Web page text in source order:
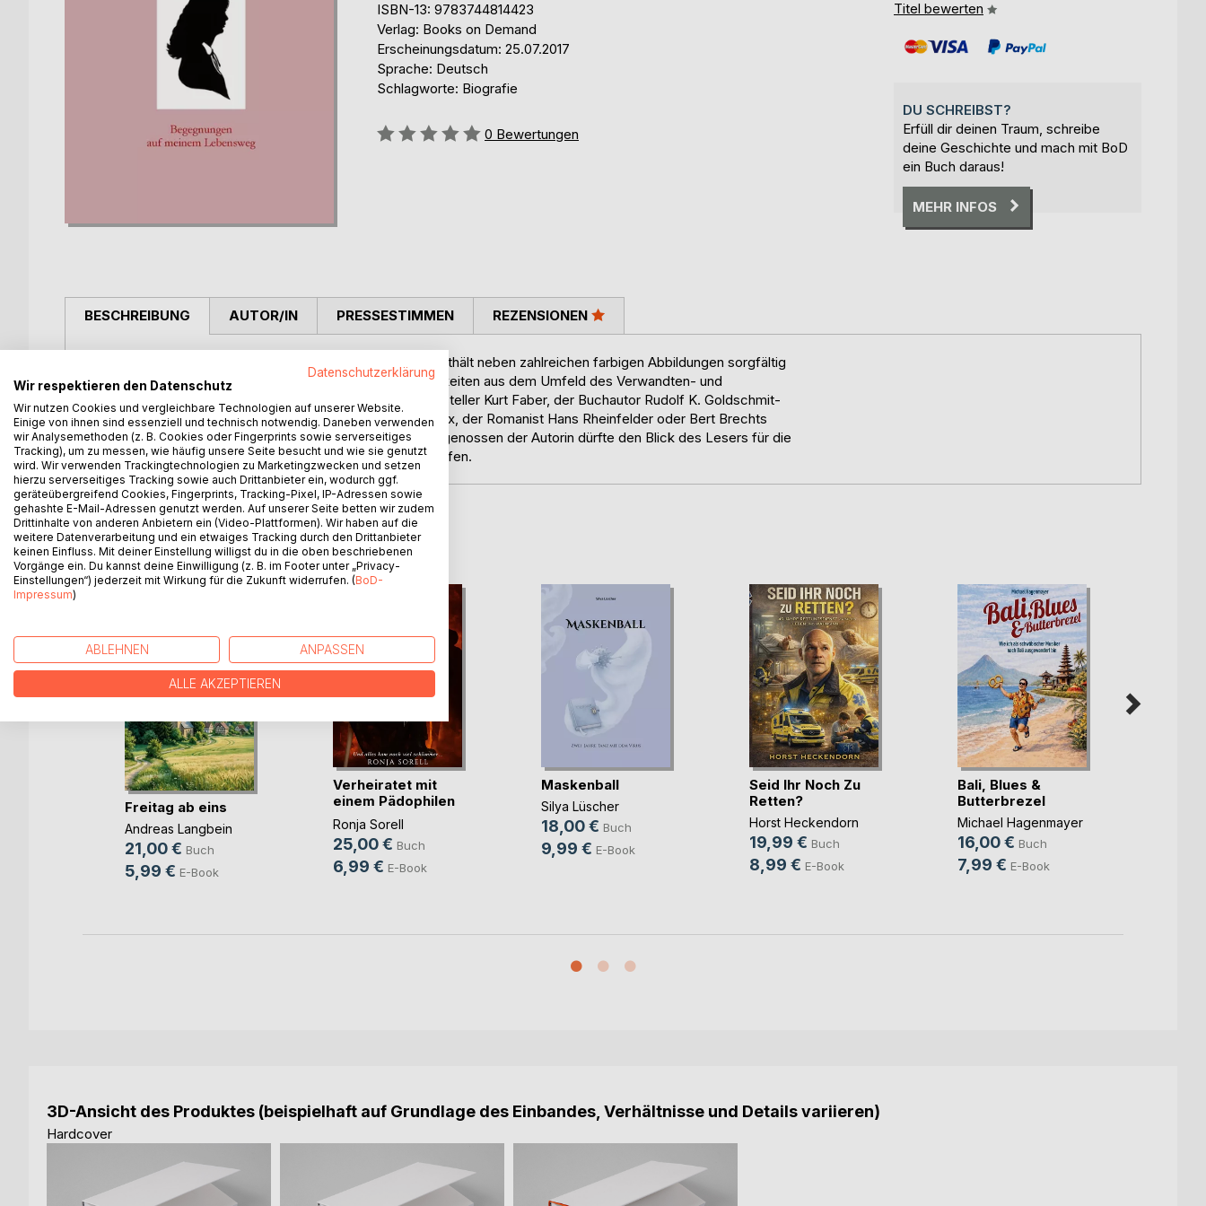
ISBN-13: 9783744814423
Verlag: Books on Demand
Erscheinungsdatum: 25.07.2017
Sprache: Deutsch
Schlagworte: Biografie
Bewertung::
0 Bewertungen
Titel bewerten
DU SCHREIBST?
Erfüll dir deinen Traum, schreibe
deine Geschichte und mach mit BoD
ein Buch daraus!
MEHR INFOS
BESCHREIBUNG
Die autobiographisch angelegte Publikation der Autorin enthält neben zahlreichen farbigen Abbildungen sorgfältig
recherchierte Einzelbeiträge zu renommierten Persönlichkeiten aus dem Umfeld des Verwandten- und
Bekanntenkreises. Dargestellt sind u. a. der Reise-schriftsteller Kurt Faber, der Buchautor Rudolf K. Goldschmit-
Jentner, der Maler Franz Gräßel, der Dichter Henri Michaux, der Romanist Hans Rheinfelder oder Bert Brechts
berühmte "Bi". Die Lektüre dieser Lebensbilder von Weggenossen der Autorin dürfte den Blick des Lesers für die
Begegnungen auf dem jeweils eigenen Lebensweg schärfen.
AUTOR/IN PRESSESTIMMEN REZENSIONEN
WEITERE TITEL BEIBoD
Freitag ab eins
Andreas Langbein
21,00 € Buch
5,99 € E-Book
Verheiratet mit
einem Pädophilen
u(...)
Ronja Sorell
25,00 € Buch
6,99 € E-Book
Maskenball
Silya Lüscher
18,00 € Buch
9,99 € E-Book
Seid Ihr Noch Zu
Retten?
Horst Heckendorn
19,99 € Buch
8,99 € E-Book
Bali, Blues &
Butterbrezel
Michael Hagenmayer
16,00 € Buch
7,99 € E-Book
3D-Ansicht des Produktes (beispielhaft auf Grundlage des Einbandes, Verhältnisse und Details variieren)
Hardcover
Datenschutzerklärung
Wir respektieren den Datenschutz
Wir nutzen Cookies und vergleichbare Technologien auf unserer Website.
Einige von ihnen sind essenziell und technisch notwendig. Daneben verwenden
wir Analysemethoden (z. B. Cookies oder Fingerprints sowie serverseitiges
Tracking), um zu messen, wie häufig unsere Seite besucht und wie sie genutzt
wird. Wir verwenden Trackingtechnologien zu Marketingzwecken und setzen
hierzu serverseitiges Tracking sowie auch Drittanbieter ein, wodurch ggf.
geräteübergreifend Cookies, Fingerprints, Tracking-Pixel, IP-Adressen sowie
gehashte E-Mail-Adressen genutzt werden. Auf unserer Seite betten wir zudem
Drittinhalte von anderen Anbietern ein (Video-Plattformen). Wir haben auf die
weitere Datenverarbeitung und ein etwaiges Tracking durch den Drittanbieter
keinen Einfluss. Mit deiner Einstellung willigst du in die oben beschriebenen
Vorgänge ein. Du kannst deine Einwilligung (z. B. im Footer unter „Privacy-
Einstellungen“) jederzeit mit Wirkung für die Zukunft widerrufen. (BoD-
Impressum)
ABLEHNEN ANPASSEN
ALLE AKZEPTIEREN